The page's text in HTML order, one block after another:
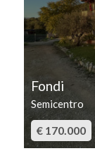
Fondi
Semicentro
€ 170.000